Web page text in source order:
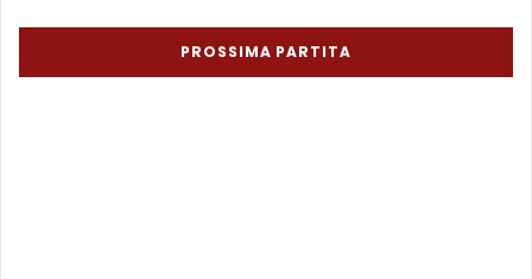
PROSSIMA PARTITA